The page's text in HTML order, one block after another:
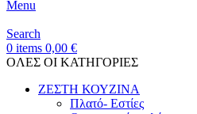
Menu
Search
0 items 0,00 €
OΛΕΣ ΟΙ ΚΑΤΗΓΟΡΙΕΣ
ΖΕΣΤΗ ΚΟΥΖΙΝΑ
Πλατό- Εστίες